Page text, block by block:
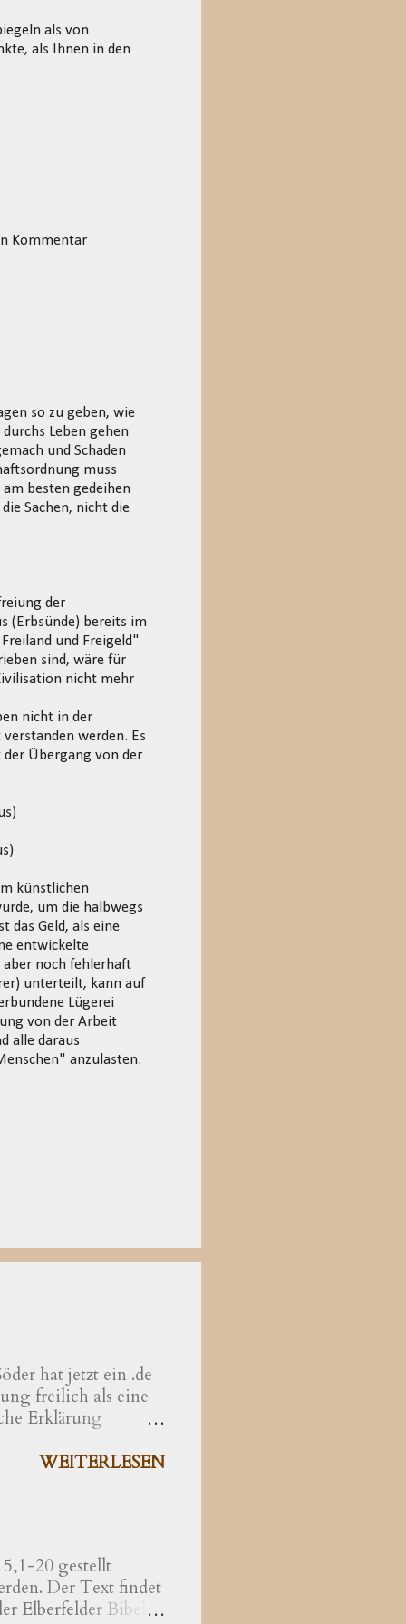
als von
als Ihnen in den
Kommentar
so zu geben, wie
Leben gehen
und Schaden
muss
besten gedeihen
Sachen, nicht die
der
(Erbsünde) bereits im
und Freigeld"
sind, wäre für
nicht mehr
nicht in der
werden. Es
Übergang von der
künstlichen
um die halbwegs
das Geld, als eine
entwickelte
aber noch fehlerhaft
unterteilt, kann auf
Lügerei
von der Arbeit
alle daraus
anzulasten.
hat jetzt ein .de
freilich als eine
Erklärung
als eine
nicht mehr
Stärkung der
dem
Erlass verpasst.
WEITERLESEN
20 gestellt
Der Text findet
Elberfelder Bibel